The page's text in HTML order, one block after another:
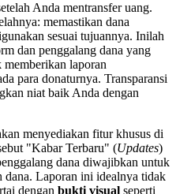
Anda mentransfer uang.
memastikan dana
sesuai tujuannya. Inilah
dan penggalang dana yang
laporan
para donaturnya. Transparansi
niat baik Anda dengan
menyediakan fitur khusus di
"Kabar Terbaru" (Updates)
dana diwajibkan untuk
dana. Laporan ini idealnya tidak
dengan bukti visual seperti